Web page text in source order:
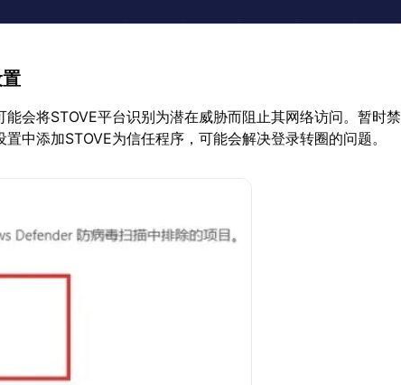
会将STOVE平台识别为潜在威胁而阻止其网络访问。暂时禁
中添加STOVE为信任程序，可能会解决登录转圈的问题。